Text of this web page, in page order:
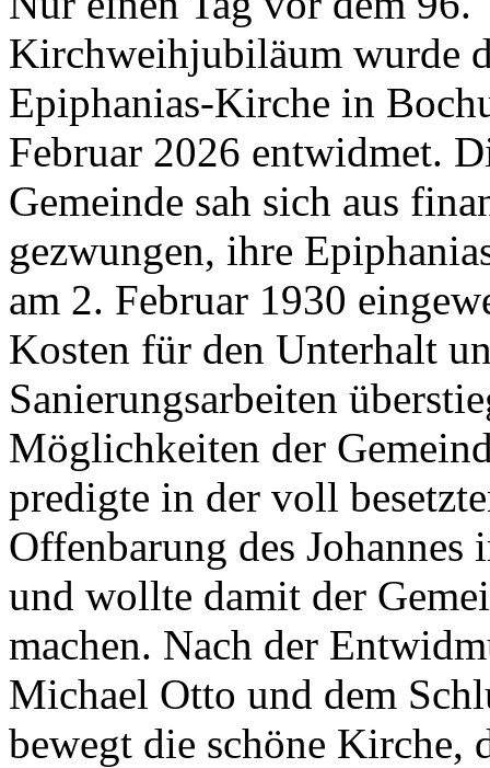
Kirchweihjubiläum wurde
Epiphanias-Kirche in
Februar 2026 entwidmet.
Gemeinde sah sich aus
gezwungen, ihre
am 2. Februar 1930
Kosten für den Unterhalt
Sanierungsarbeiten
Möglichkeiten der
predigte in der voll
Offenbarung des
und wollte damit der
machen. Nach der
Michael Otto und dem
bewegt die schöne Kirche,